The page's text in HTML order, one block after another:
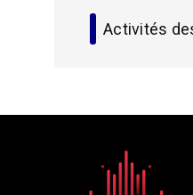
Activités